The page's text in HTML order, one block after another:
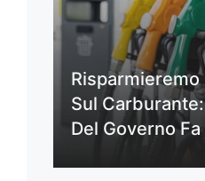
Sul
Del Governo